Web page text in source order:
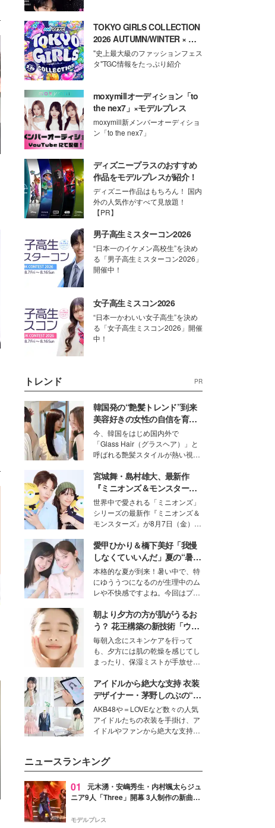
TOKYO GIRLS COLLECTION
2026 AUTUMN/WINTER × モ
デルプレス
"史上最大級のファッションフェス
タ"TGC情報をたっぷり紹介
moxymillオーディション「to
the nex7」×モデルプレス
moxymill新メンバーオーディショ
ン「to the nex7」
ディズニープラスのおすすめ
作品をモデルプレスが紹介！
ディズニー作品はもちろん！ 国内
外の人気作がすべて見放題！
【PR】
男子高生ミスターコン2026
“日本一のイケメン高校生”を決め
る「男子高生ミスターコン2026」
開催中！
女子高生ミスコン2026
“日本一かわいい女子高生”を決め
る「女子高生ミスコン2026」開催
中！
トレンド PR
韓国発の“艶髪トレンド”到来
美容好きの女性の自信を育む
「ヘアケア事情」って？
今、韓国をはじめ国内外で
「Glass Hair（グラスヘア）」と
呼ばれる艶髪スタイルが熱い視線
ションの完成度を高めるベースと
して、“髪そのものの美しさ”に改
めて注目する人が増えている様
子。今回は、そんな憧れの艶やか
な髪を日常で叶える、美容好きの
女性たちのヘアケア事情を紹介し
ます。
宮城舞・島村雄大、最新作
『ミニオンズ＆モンスター
ズ』の魅力熱弁 ハチャメチャ
だけじゃない“友情と絆”に感
動
世界中で愛される「ミニオンズ」
シリーズの最新作『ミニオンズ＆
モンスターズ』が8月7日（金）に
ニオン好き”という共通点を持つモ
デルの宮城舞と島村雄大の特別対
談をお届け！それぞれの視点か
ら、今作ならではの魅力や予想外
の感動をもたらす奥深いストーリ
ーについて熱く語り合ってもらっ
た。
愛甲ひかり＆橋下美好「我慢
しなくていいんだ」夏の“暑さ
対策”の新しい選択肢とは？
本格的な夏が到来！暑い中で、特
にゆううつになるのが生理中のム
レや不快感ですよね。今回はプラ
モデル・愛甲ひかりさんと橋下美
好さんを迎えて本音で女子会トー
ク。猛暑のお出かけを快適に過ご
すヒントや、2人が感動した夏の
生理の新常識にも迫りました。
朝より夕方の方が肌がうるお
う？ 花王構築の新技術「ウォ
ーターキャプチャリングスキ
ン（捕水肌）」がスキンケア
の常識を変える予感
毎朝入念にスキンケアを行って
も、夕方には肌の乾燥を感じてし
まったり、保湿ミストが手放せな
な美容の常識を大きく変える可能
性を秘めた、革新的な「Water
Capturing Skin（ウォーターキャ
プチャリングスキン：捕水肌）」
技術を、花王が構築した。
アイドルから絶大な支持 衣装
デザイナー・茅野しのぶの“可
愛い”を作る美学＜「シチズン
クロスシー」インタビュー＞
AKB48や＝LOVEなど数々の人気
アイドルたちの衣装を手掛け、ア
イドルやファンから絶大な支持を
ター・茅野しのぶ。一人ひとりの
個性に寄り添い、魅力を引き出す
衣装作りは、多くの女性たちに勇
気と自信を与え続けている。
ニュースランキング
01
元木湧・安嶋秀生・内村颯太らジュ
ニア9人「Three」開幕 3人制作の新曲＆
進んで夢を掴みたい」【ゲネプロレポ】
モデルプレス